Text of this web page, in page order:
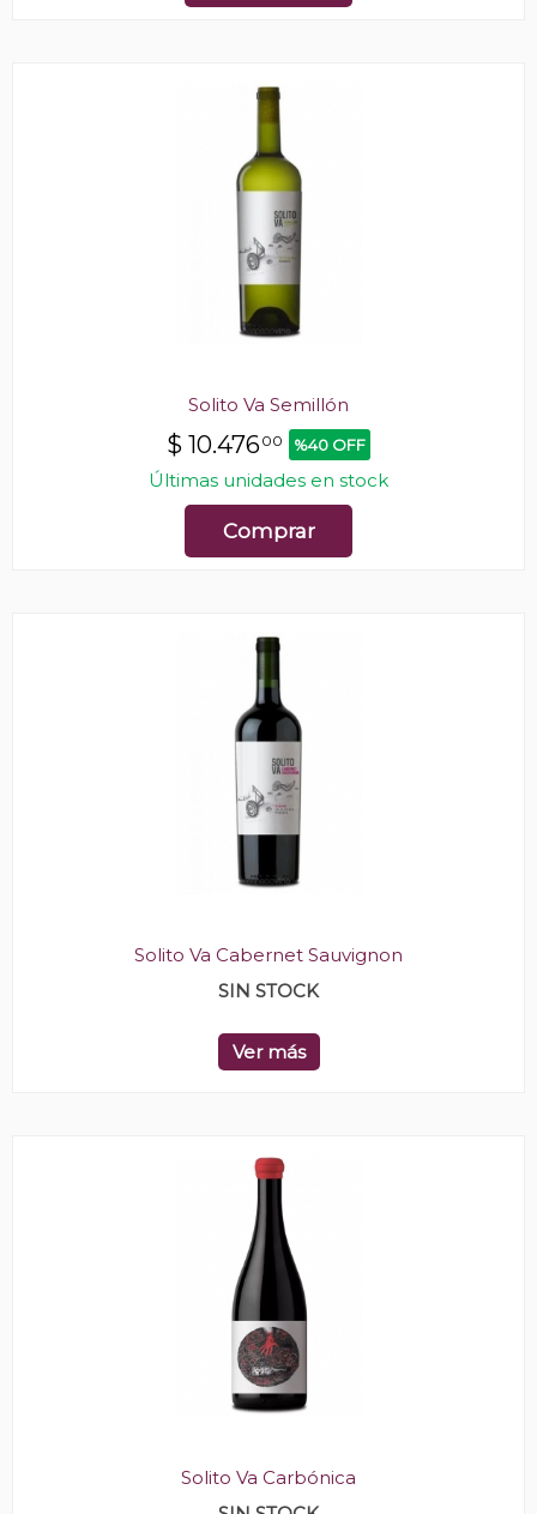
Solito Va Semillón
$ 10.47600 %40 OFF
Últimas unidades en stock
Comprar
Solito Va Cabernet Sauvignon
SIN STOCK
Ver más
Solito Va Carbónica